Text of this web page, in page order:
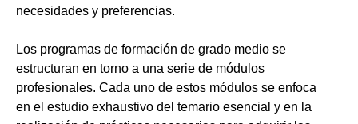
necesidades y preferencias.
Los programas de formación de grado medio se
estructuran en torno a una serie de módulos
profesionales. Cada uno de estos módulos se enfoca
en el estudio exhaustivo del temario esencial y en la